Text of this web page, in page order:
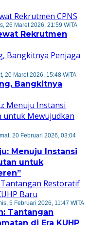
26 Maret 2026, 21:59 WITA
Rekrutmen
20 Maret 2026, 15:48 WITA
Bangkitnya
20 Februari 2026, 03:04
Menuju Instansi
untuk
5 Februari 2026, 11:47 WITA
Tantangan
di Era KUHP